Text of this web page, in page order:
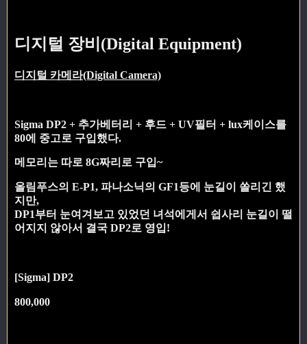
디지털 장비(Digital Equipment)
디지털 카메라(Digital Camera)
Sigma DP2 + 추가베터리 + 후드 + UV필터 + lux케이스를
80에 중고로 구입했다.
메모리는 따로 8G짜리로 구입~
올림푸스의 E-P1, 파나소닉의 GF1등에 눈길이 쏠리긴 했
지만,
DP1부터 눈여겨보고 있었던 녀석에게서 쉽사리 눈길이 떨
어지지 않아서 결국 DP2로 영입!
[Sigma] DP2
800,000